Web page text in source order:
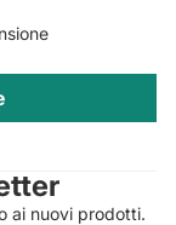
ai nuovi prodotti.